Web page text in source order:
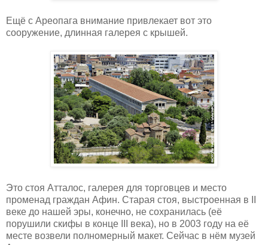
Ещё с Ареопага внимание привлекает вот это
сооружение, длинная галерея с крышей.
Это стоя Атталос, галерея для торговцев и место
променад граждан Афин. Старая стоя, выстроенная в
веке до нашей эры, конечно, не сохранилась (её
порушили скифы в конце
века), но в 2003 году на её
месте возвели полномерный макет. Сейчас в нём музей